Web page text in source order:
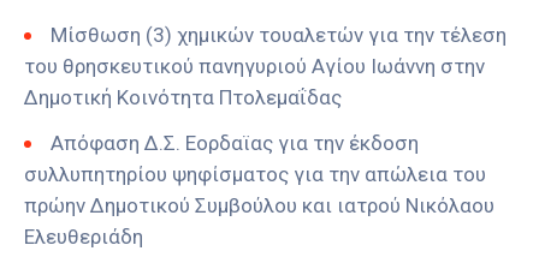
Μίσθωση (3) χημικών τουαλετών για την τέλεση
του θρησκευτικού πανηγυριού Αγίου Ιωάννη στην
Δημοτική Κοινότητα Πτολεμαΐδας
Απόφαση Δ.Σ. Εορδαϊας για την έκδοση
συλλυπητηρίου ψηφίσματος για την απώλεια του
πρώην Δημοτικού Συμβούλου και ιατρού Νικόλαου
Ελευθεριάδη